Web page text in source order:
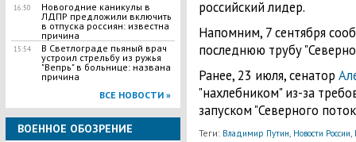
16:50
Новогодние каникулы в
ЛДПР предложили включить
в отпуска россиян: известна
причина
15:54
В Светлограде пьяный врач
устроил стрельбу из ружья
"Вепрь" в больнице: названа
причина
ВСЕ НОВОСТИ »
ВОЕННОЕ ОБОЗРЕНИЕ
российский лидер.
Напомним, 7 сентября
последнюю трубу
Ранее, 23 июля, сенатор
"нахлебником" из-за
запуском "Северного
Теги: Владимир Путин, Новости России,